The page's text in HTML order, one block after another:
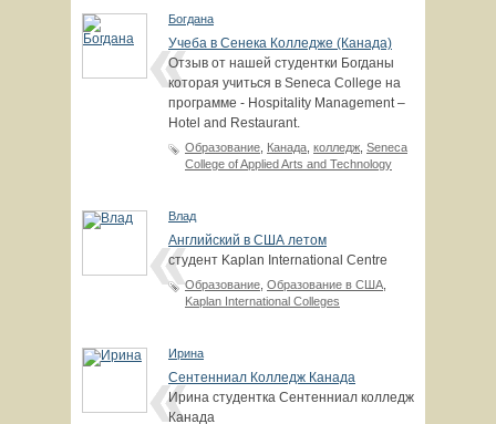
Богдана
Учеба в Сенека Колледже (Канада)
Отзыв от нашей студентки Богданы
которая учиться в Seneca College на
программе - Hospitality Management –
Hotel and Restaurant.
Образование Канада колледж Seneca
College of Applied Arts and Technology
Влад
Английский в США летом
студент Kaplan International Centre
Образование Образование в США
Kaplan International Colleges
Ирина
Сентенниал Колледж Канада
Ирина студентка Сентенниал колледж
Канада